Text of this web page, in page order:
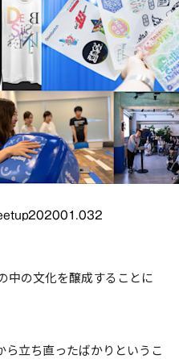
中の文化を醸成することに
ら立ち直ったばかりというこ